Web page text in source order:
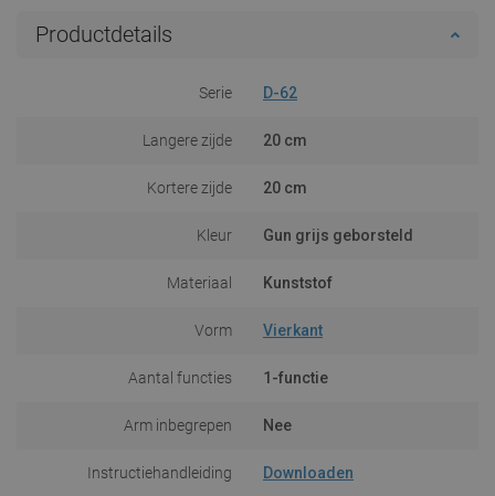
Productdetails
Serie D-62
Langere zijde 20 cm
Kortere zijde 20 cm
Kleur Gun grijs geborsteld
Materiaal Kunststof
Vorm Vierkant
Aantal functies 1-functie
Arm inbegrepen Nee
Instructiehandleiding Downloaden